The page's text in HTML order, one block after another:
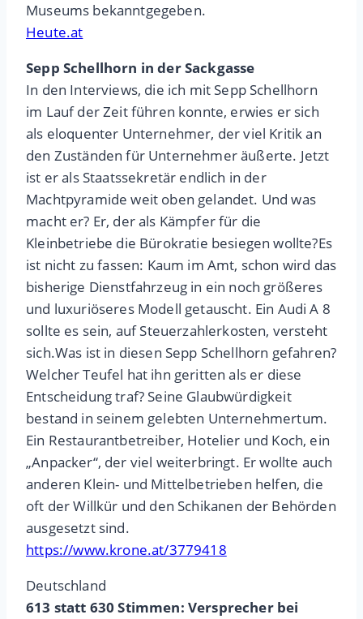
Museums bekanntgegeben.
Heute.at
Sepp Schellhorn in der Sackgasse
In den Interviews, die ich mit Sepp Schellhorn
im Lauf der Zeit führen konnte, erwies er sich
als eloquenter Unternehmer, der viel Kritik an
den Zuständen für Unternehmer äußerte. Jetzt
ist er als Staatssekretär endlich in der
Machtpyramide weit oben gelandet. Und was
macht er? Er, der als Kämpfer für die
Kleinbetriebe die Bürokratie besiegen wollte?Es
ist nicht zu fassen: Kaum im Amt, schon wird das
bisherige Dienstfahrzeug in ein noch größeres
und luxuriöseres Modell getauscht. Ein Audi A 8
sollte es sein, auf Steuerzahlerkosten, versteht
sich.Was ist in diesen Sepp Schellhorn gefahren?
Welcher Teufel hat ihn geritten als er diese
Entscheidung traf? Seine Glaubwürdigkeit
bestand in seinem gelebten Unternehmertum.
Ein Restaurantbetreiber, Hotelier und Koch, ein
„Anpacker“, der viel weiterbringt. Er wollte auch
anderen Klein- und Mittelbetrieben helfen, die
oft der Willkür und den Schikanen der Behörden
ausgesetzt sind.
https://www.krone.at/3779418
Deutschland
613 statt 630 Stimmen: Versprecher bei